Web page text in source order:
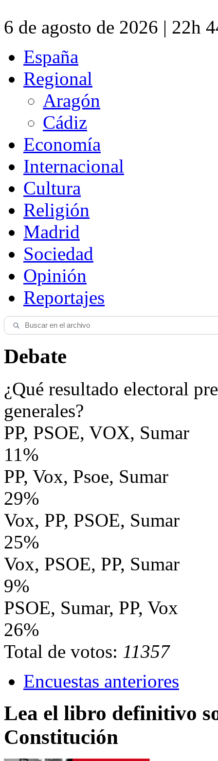
6 de agosto de 2026 | 22h
España
Regional
Aragón
Cádiz
Economía
Internacional
Cultura
Religión
Madrid
Sociedad
Opinión
Reportajes
Debate
¿Qué resultado electoral
generales?
PP, PSOE, VOX, Sumar
11%
PP, Vox, Psoe, Sumar
29%
Vox, PP, PSOE, Sumar
25%
Vox, PSOE, PP, Sumar
9%
PSOE, Sumar, PP, Vox
26%
Total de votos: 11357
Encuestas anteriores
Lea el libro definitivo
Constitución